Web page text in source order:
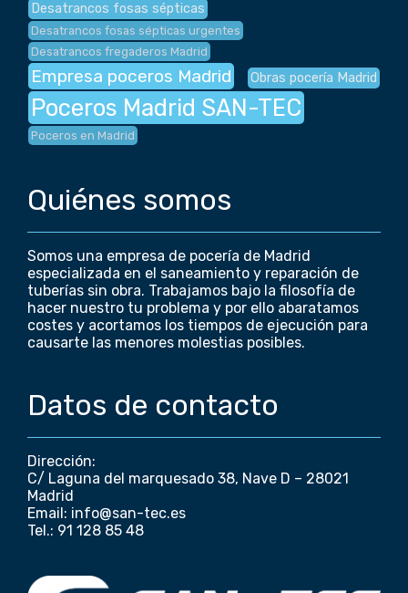
Desatrancos fosas sépticas
Desatrancos fosas sépticas urgentes
Desatrancos fregaderos Madrid
Empresa poceros Madrid Obras pocería Madrid
Poceros Madrid SAN-TEC
Poceros en Madrid
Quiénes somos
Somos una empresa de pocería de Madrid
especializada en el saneamiento y reparación de
tuberías sin obra. Trabajamos bajo la filosofía de
hacer nuestro tu problema y por ello abaratamos
costes y acortamos los tiempos de ejecución para
causarte las menores molestias posibles.
Datos de contacto
Dirección:
C/ Laguna del marquesado 38, Nave D – 28021
Madrid
Email: info@san-tec.es
Tel.: 91 128 85 48